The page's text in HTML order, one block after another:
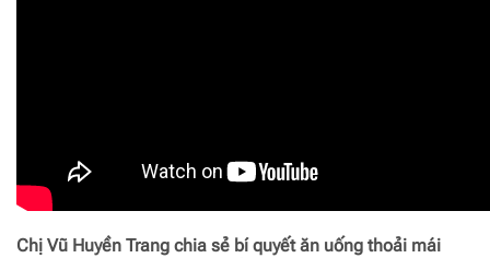
Chị Vũ Huyền Trang chia sẻ bí quyết ăn uống thoải mái